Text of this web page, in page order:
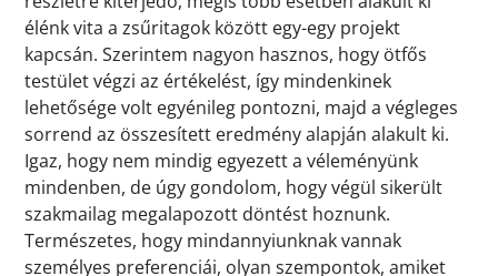
élénk vita a zsűritagok között egy-egy projekt
kapcsán. Szerintem nagyon hasznos, hogy ötfős
testület végzi az értékelést, így mindenkinek
lehetősége volt egyénileg pontozni, majd a végleges
sorrend az összesített eredmény alapján alakult ki.
Igaz, hogy nem mindig egyezett a véleményünk
mindenben, de úgy gondolom, hogy végül sikerült
szakmailag megalapozott döntést hoznunk.
Természetes, hogy mindannyiunknak vannak
személyes preferenciái, olyan szempontok, amiket